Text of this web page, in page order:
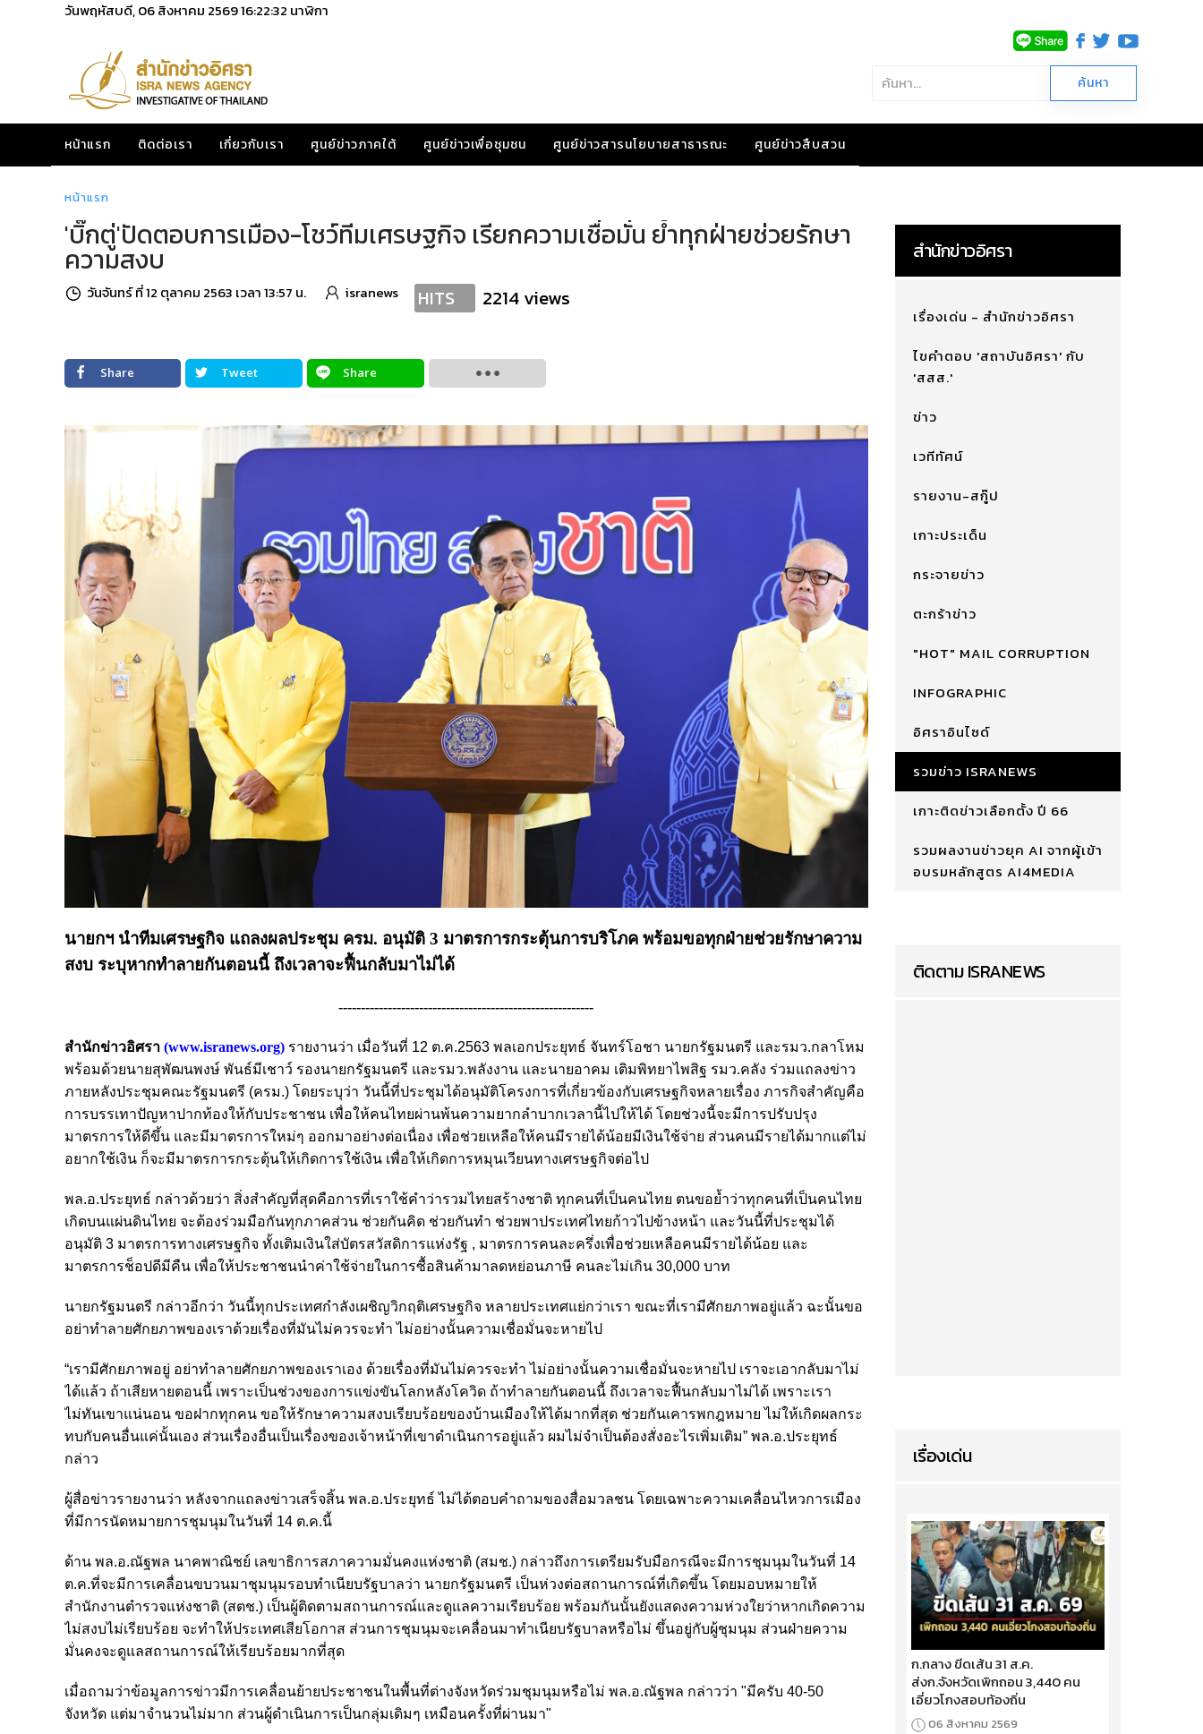
วันพฤหัสบดี, 06 สิงหาคม 256916:22:33 นาฬิกา
หน้าแรก ติดต่อเรา เกี่ยวกับเรา ศูนย์ข่าวภาคใต้ ศูนย์ข่าวเพื่อชุมชน ศูนย์ข่าวสารนโยบายสาธารณะ ศูนย์ข่าวสืบสวน
หน้าแรก
'บิ๊กตู่'ปัดตอบการเมือง-โชว์ทีมเศรษฐกิจ เรียกความเชื่อมั่น ย้ำทุกฝ่ายช่วยรักษา
ความสงบ
วันจันทร์ ที่ 12 ตุลาคม 2563 เวลา 13:57 น. isranews HITS 2214 views
Share Tweet Share
นายกฯ นำทีมเศรษฐกิจ แถลงผลประชุม ครม. อนุมัติ 3 มาตรการกระตุ้นการบริโภค พร้อมขอทุกฝ่ายช่วยรักษาความ
สงบ ระบุหากทำลายกันตอนนี้ ถึงเวลาจะฟื้นกลับมาไม่ได้
---------------------------------------------------------
สำนักข่าวอิศรา (www.isranews.org) รายงานว่า เมื่อวันที่ 12 ต.ค.2563 พลเอกประยุทธ์ จันทร์โอชา นายกรัฐมนตรี และรมว.กลาโหม
พร้อมด้วยนายสุพัฒนพงษ์ พันธ์มีเชาว์ รองนายกรัฐมนตรี และรมว.พลังงาน และนายอาคม เติมพิทยาไพสิฐ รมว.คลัง ร่วมแถลงข่าว
ภายหลังประชุมคณะรัฐมนตรี (ครม.) โดยระบุว่า วันนี้ที่ประชุมได้อนุมัติโครงการที่เกี่ยวข้องกับเศรษฐกิจหลายเรื่อง ภารกิจสำคัญคือ
การบรรเทาปัญหาปากท้องให้กับประชาชน เพื่อให้คนไทยผ่านพ้นความยากลำบากเวลานี้ไปให้ได้ โดยช่วงนี้จะมีการปรับปรุง
มาตรการให้ดีขึ้น และมีมาตรการใหม่ๆ ออกมาอย่างต่อเนื่อง เพื่อช่วยเหลือให้คนมีรายได้น้อยมีเงินใช้จ่าย ส่วนคนมีรายได้มากแต่ไม่
อยากใช้เงิน ก็จะมีมาตรการกระตุ้นให้เกิดการใช้เงิน เพื่อให้เกิดการหมุนเวียนทางเศรษฐกิจต่อไป
พล.อ.ประยุทธ์ กล่าวด้วยว่า สิ่งสำคัญที่สุดคือการที่เราใช้คำว่ารวมไทยสร้างชาติ ทุกคนที่เป็นคนไทย ตนขอย้ำว่าทุกคนที่เป็นคนไทย
เกิดบนแผ่นดินไทย จะต้องร่วมมือกันทุกภาคส่วน ช่วยกันคิด ช่วยกันทำ ช่วยพาประเทศไทยก้าวไปข้างหน้า และวันนี้ที่ประชุมได้
อนุมัติ 3 มาตรการทางเศรษฐกิจ ทั้งเติมเงินใส่บัตรสวัสดิการแห่งรัฐ , มาตรการคนละครึ่งเพื่อช่วยเหลือคนมีรายได้น้อย และ
มาตรการช็อปดีมีคืน เพื่อให้ประชาชนนำค่าใช้จ่ายในการซื้อสินค้ามาลดหย่อนภาษี คนละไม่เกิน 30,000 บาท
นายกรัฐมนตรี กล่าวอีกว่า วันนี้ทุกประเทศกำลังเผชิญวิกฤติเศรษฐกิจ หลายประเทศแย่กว่าเรา ขณะที่เรามีศักยภาพอยู่แล้ว ฉะนั้นขอ
อย่าทำลายศักยภาพของเราด้วยเรื่องที่มันไม่ควรจะทำ ไม่อย่างนั้นความเชื่อมั่นจะหายไป
“เรามีศักยภาพอยู่ อย่าทำลายศักยภาพของเราเอง ด้วยเรื่องที่มันไม่ควรจะทำ ไม่อย่างนั้นความเชื่อมั่นจะหายไป เราจะเอากลับมาไม่
ได้แล้ว ถ้าเสียหายตอนนี้ เพราะเป็นช่วงของการแข่งขันโลกหลังโควิด ถ้าทำลายกันตอนนี้ ถึงเวลาจะฟื้นกลับมาไม่ได้ เพราะเรา
ไม่ทันเขาแน่นอน ขอฝากทุกคน ขอให้รักษาความสงบเรียบร้อยของบ้านเมืองให้ได้มากที่สุด ช่วยกันเคารพกฎหมาย ไม่ให้เกิดผลกระ
ทบกับคนอื่นแค่นั้นเอง ส่วนเรื่องอื่นเป็นเรื่องของเจ้าหน้าที่เขาดำเนินการอยู่แล้ว ผมไม่จำเป็นต้องสั่งอะไรเพิ่มเติม” พล.อ.ประยุทธ์
กล่าว
ผู้สื่อข่าวรายงานว่า หลังจากแถลงข่าวเสร็จสิ้น พล.อ.ประยุทธ์ ไม่ได้ตอบคำถามของสื่อมวลชน โดยเฉพาะความเคลื่อนไหวการเมือง
ที่มีการนัดหมายการชุมนุมในวันที่ 14 ต.ค.นี้
ด้าน พล.อ.ณัฐพล นาคพาณิชย์ เลขาธิการสภาความมั่นคงแห่งชาติ (สมช.) กล่าวถึงการเตรียมรับมือกรณีจะมีการชุมนุมในวันที่ 14
ต.ค.ที่จะมีการเคลื่อนขบวนมาชุมนุมรอบทำเนียบรัฐบาลว่า นายกรัฐมนตรี เป็นห่วงต่อสถานการณ์ที่เกิดขึ้น โดยมอบหมายให้
สำนักงานตำรวจแห่งชาติ (สตช.) เป็นผู้ติดตามสถานการณ์และดูแลความเรียบร้อย พร้อมกันนั้นยังแสดงความห่วงใยว่าหากเกิดความ
ไม่สงบไม่เรียบร้อย จะทำให้ประเทศเสียโอกาส ส่วนการชุมนุมจะเคลื่อนมาทำเนียบรัฐบาลหรือไม่ ขึ้นอยู่กับผู้ชุมนุม ส่วนฝ่ายความ
มั่นคงจะดูแลสถานการณ์ให้เรียบร้อยมากที่สุด
เมื่อถามว่าข้อมูลการข่าวมีการเคลื่อนย้ายประชาชนในพื้นที่ต่างจังหวัดร่วมชุมนุมหรือไม่ พล.อ.ณัฐพล กล่าวว่า "มีครับ 40-50
จังหวัด แต่มาจำนวนไม่มาก ส่วนผู้ดำเนินการเป็นกลุ่มเดิมๆ เหมือนครั้งที่ผ่านมา"
สำนักข่าวอิศรา
เรื่องเด่น - สำนักข่าวอิศรา
ไขคำตอบ 'สถาบันอิศรา' กับ
'สสส.'
ข่าว
เวทีทัศน์
รายงาน-สกู๊ป
เกาะประเด็น
กระจายข่าว
ตะกร้าข่าว
"HOT" MAIL CORRUPTION
INFOGRAPHIC
อิศราอินไซด์
รวมข่าว ISRANEWS
เกาะติดข่าวเลือกตั้ง ปี 66
รวมผลงานข่าวยุค AI จากผู้เข้า
อบรมหลักสูตร AI4MEDIA
ติดตาม ISRANEWS
เรื่องเด่น
ก.กลาง ขีดเส้น 31 ส.ค.
ส่งก.จังหวัดเพิกถอน 3,440 คน
เอี่ยวโกงสอบท้องถิ่น
06 สิงหาคม 2569